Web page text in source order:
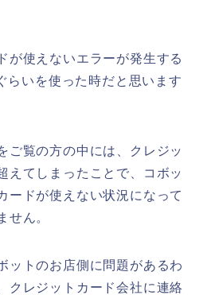
が使えないエラーが発生する
らいを使った時だと思います
ご覧の方の中には、クレジッ
えてしまったことで、コボッ
ードが使えない状況になって
せん。
ットのお店側に問題があるわ
クレジットカード会社に連絡